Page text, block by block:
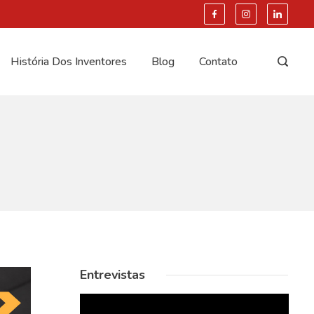
História Dos Inventores Blog Contato
Entrevistas